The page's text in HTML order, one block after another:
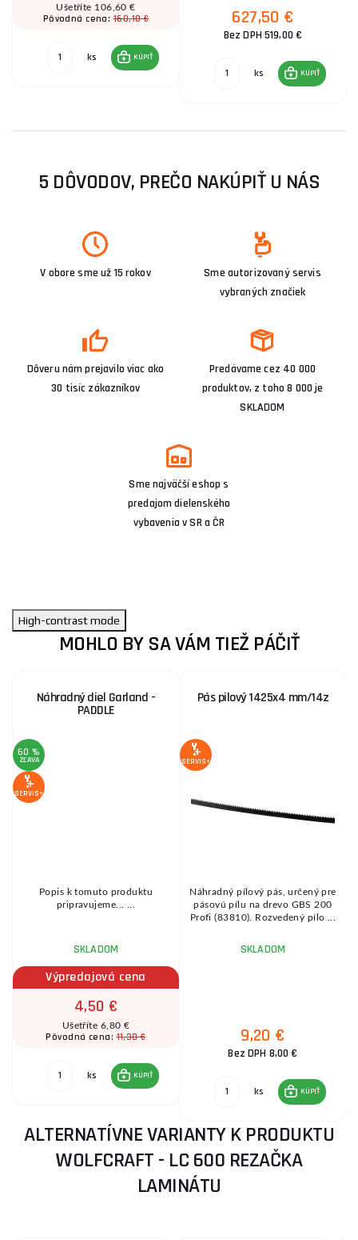
Ušetříte 106,60 €
Pôvodná cena:160,10 €
ks KÚPIŤ
627,50 €
Bez DPH 519,00 €
ks KÚPIŤ
5 DÔVODOV, PREČO NAKÚPIŤ U NÁS
V obore sme už 15 rokov
Sme autorizovaný servis
vybraných značiek
Dôveru nám prejavilo viac ako
30 tisíc zákazníkov
Predávame cez 40 000
produktov, z toho 8 000 je
SKLADOM
Sme najväčší eshop s
predajom dielenského
vybavenia v SR a ČR
High-contrast mode
MOHLO BY SA VÁM TIEŽ PÁČIŤ
Náhradný diel Garland -
PADDLE
60 %
ZĽAVA
SERVIS+
Popis k tomuto produktu
pripravujeme... ...
SKLADOM
Výpredajová cena
4,50 €
Ušetříte 6,80 €
Pôvodná cena:11,30 €
ks KÚPIŤ
Pás pilový 1425x4 mm/14z
SERVIS+
Náhradný pílový pás, určený pre
pásovú pílu na drevo GBS 200
Profi (83810). Rozvedený pílo ...
SKLADOM
9,20 €
Bez DPH 8,00 €
ks KÚPIŤ
ALTERNATÍVNE VARIANTY K PRODUKTU
WOLFCRAFT - LC 600 REZAČKA
LAMINÁTU